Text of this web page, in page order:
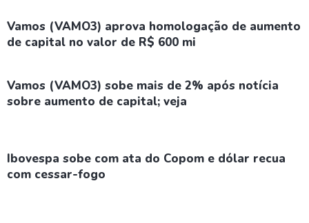
Vamos (VAMO3) aprova homologação de aumento
de capital no valor de R$ 600 mi
Vamos (VAMO3) sobe mais de 2% após notícia
sobre aumento de capital; veja
Ibovespa sobe com ata do Copom e dólar recua
com cessar-fogo